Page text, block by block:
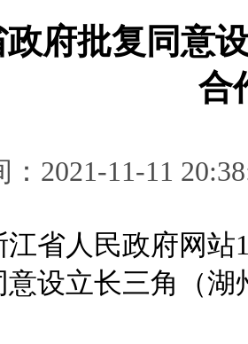
府批复同意
合
：2021-11-11
人民政府网站
意设立长三角（湖